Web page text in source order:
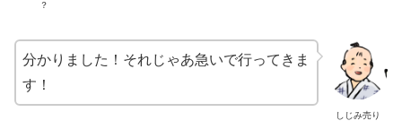
？
しじみ売り
分かりました！それじゃあ急いで行ってきま
す！